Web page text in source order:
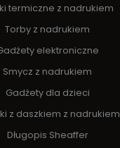
termiczne z nadrukiem
Torby z nadrukiem
elektroniczne
Smycz z nadrukiem
Gadżety dla dzieci
z daszkiem z nadrukiem
Długopis Sheaffer